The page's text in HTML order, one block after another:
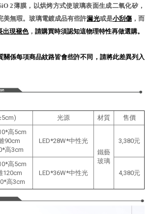
2薄膜，以烘烤方式使玻璃表面生成二氧化矽，
美無瑕。玻璃電鍍成品有些許漏光或是小刮傷，而
出現褪色， 請購買時須認知這物理特性再做選購。
關係每項商品紋路皆會些許不同，請將此差異列入
光源 材質 售價
高5cm
90cm
高3cm
LED*28W*中性光
鐵藝
玻璃
3,380元
高5cm
120cm
高3cm
LED*36W*中性光 4,380元